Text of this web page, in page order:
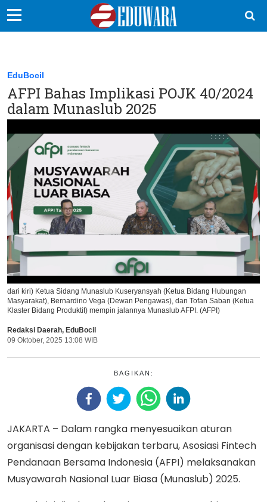
Sekolah Kita
Vokasi
Kampus
Idea
Sains
EduDana
Ikuti Kami di:
EduBocil
AFPI Bahas Implikasi POJK 40/2024
dalam Munaslub 2025
dari kiri) Ketua Sidang Munaslub Kuseryansyah (Ketua Bidang Hubungan
Masyarakat), Bernardino Vega (Dewan Pengawas), dan Tofan Saban (Ketua
Klaster Bidang Produktif) mempin jalannya Munaslub AFPI. (AFPI)
Redaksi Daerah, EduBocil
09 Oktober, 2025 13:08 WIB
BAGIKAN:
JAKARTA – Dalam rangka menyesuaikan aturan
organisasi dengan kebijakan terbaru, Asosiasi Fintech
Pendanaan Bersama Indonesia (AFPI) melaksanakan
Musyawarah Nasional Luar Biasa (Munaslub) 2025.